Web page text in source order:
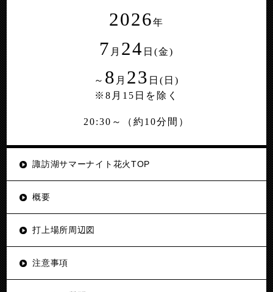
2026年
7 月 24 日(金)
～ 8 月 23 日(日)
※8月15日を除く
20:30～（約10分間）
諏訪湖サマーナイト花火TOP
概要
打上場所周辺図
注意事項